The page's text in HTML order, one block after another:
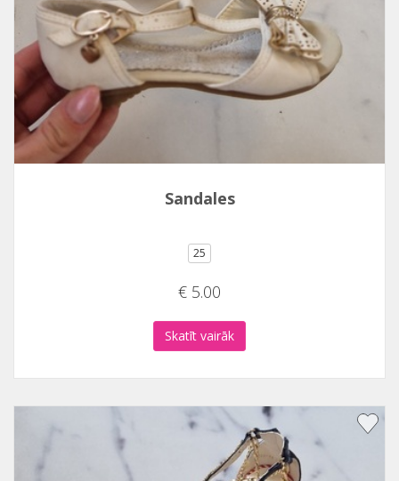
Sandales
25
€ 5.00
Skatīt vairāk